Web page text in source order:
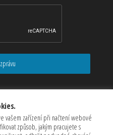
vašem zařízení při načtení webové
způsob, jakým pracujete s